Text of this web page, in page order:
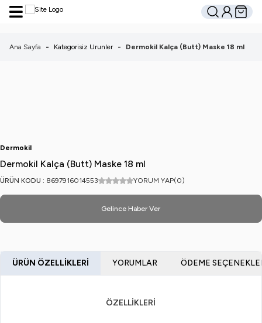
Hesabım
Sepetim
Ana Sayfa - Kategorisiz Urunler - Dermokil Kalça (Butt) Maske 18 ml
Dermokil
Dermokil Kalça (Butt) Maske 18 ml
ÜRÜN KODU : 8697916014553 YORUM YAP(0)
Gelince Haber Ver
ÜRÜN ÖZELLIKLERI YORUMLAR ÖDEME
ÖZELLİKLERİ